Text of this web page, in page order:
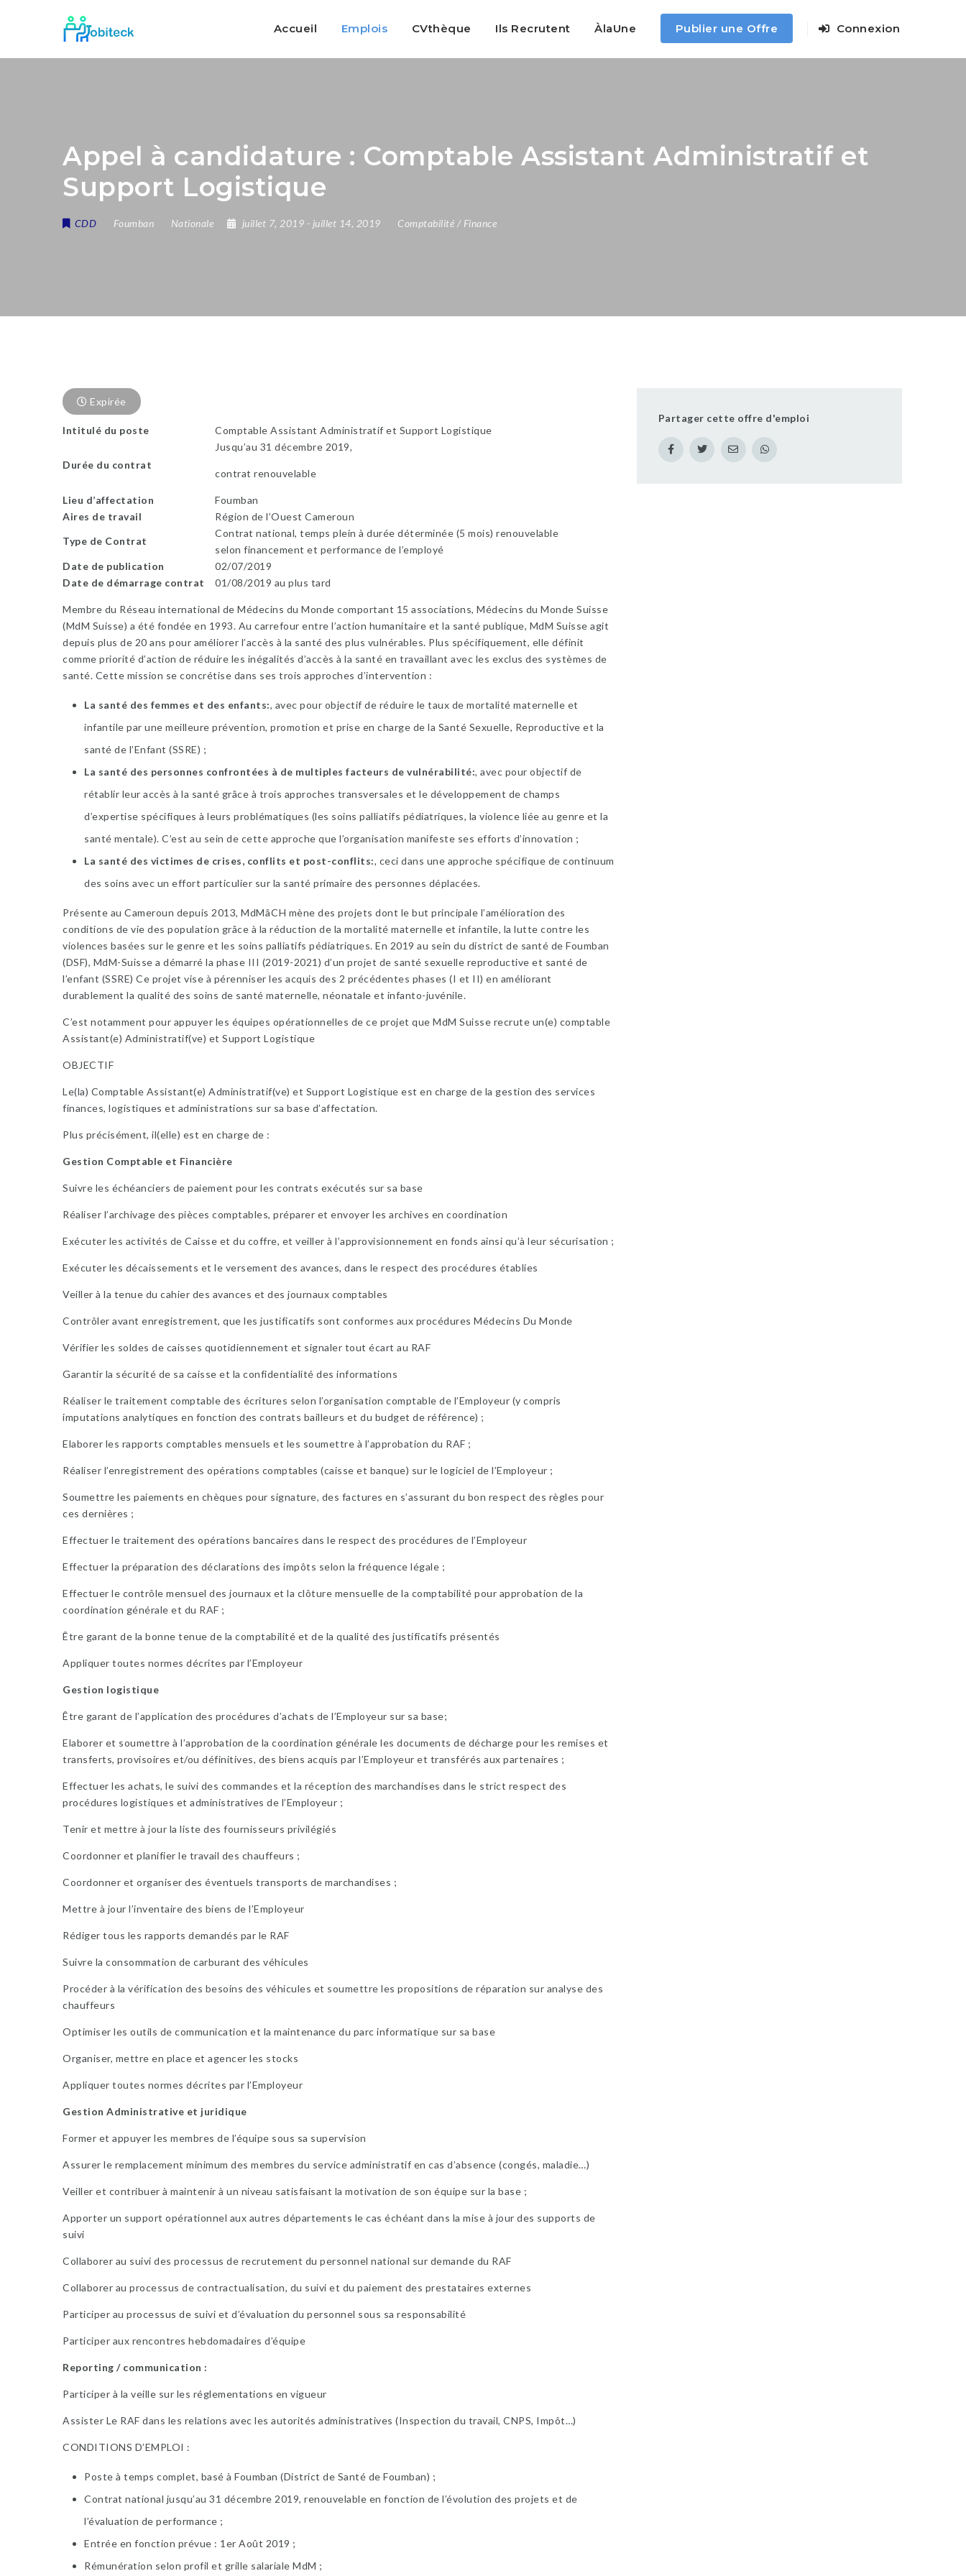
Accueil Emplois CVthèque Ils Recrutent ÀlaUne Publier une Offre Connexion
Appel à candidature : Comptable Assistant Administratif et
Support Logistique
CDD Foumban Nationale juillet 7, 2019 - juillet 14, 2019 Comptabilité / Finance
Expirée
Intitulé du poste Comptable Assistant Administratif et Support Logistique
Durée du contrat
Jusqu’au 31 décembre 2019,
contrat renouvelable
Lieu d’affectation
Foumban
Aires de travail
Région de l’Ouest Cameroun
Type de Contrat
Contrat national, temps plein à durée déterminée (5 mois) renouvelable
selon financement et performance de l’employé
Date de publication
02/07/2019
Date de démarrage contrat
01/08/2019 au plus tard
Membre du Réseau international de Médecins du Monde comportant 15 associations, Médecins du Monde Suisse
(MdM Suisse) a été fondée en 1993. Au carrefour entre l’action humanitaire et la santé publique, MdM Suisse agit
depuis plus de 20 ans pour améliorer l’accès à la santé des plus vulnérables. Plus spécifiquement, elle définit
comme priorité d’action de réduire les inégalités d’accès à la santé en travaillant avec les exclus des systèmes de
santé. Cette mission se concrétise dans ses trois approches d’intervention :
La santé des femmes et des enfants , avec pour objectif de réduire le taux de mortalité maternelle et
infantile par une meilleure prévention, promotion et prise en charge de la Santé Sexuelle, Reproductive et la
santé de l’Enfant (SSRE) ;
La santé des personnes confrontées à de multiples facteurs de vulnérabilité , avec pour objectif de
rétablir leur accès à la santé grâce à trois approches transversales et le développement de champs
d’expertise spécifiques à leurs problématiques (les soins palliatifs pédiatriques, la violence liée au genre et la
santé mentale). C’est au sein de cette approche que l’organisation manifeste ses efforts d’innovation ;
La santé des victimes de crises, conflits et post-conflits , ceci dans une approche spécifique de continuum
des soins avec un effort particulier sur la santé primaire des personnes déplacées.
Présente au Cameroun depuis 2013, MdMâCH mène des projets dont le but principale l’amélioration des
conditions de vie des population grâce à la réduction de la mortalité maternelle et infantile, la lutte contre les
violences basées sur le genre et les soins palliatifs pédiatriques. En 2019 au sein du district de santé de Foumban
(DSF), MdM-Suisse a démarré la phase III (2019-2021) d’un projet de santé sexuelle reproductive et santé de
l’enfant (SSRE) Ce projet vise à pérenniser les acquis des 2 précédentes phases (I et II) en améliorant
durablement la qualité des soins de santé maternelle, néonatale et infanto-juvénile.
C’est notamment pour appuyer les équipes opérationnelles de ce projet que MdM Suisse recrute un(e) comptable
Assistant(e) Administratif(ve) et Support Logistique
OBJECTIF
Le(la) Comptable Assistant(e) Administratif(ve) et Support Logistique est en charge de la gestion des services
finances, logistiques et administrations sur sa base d’affectation.
Plus précisément, il(elle) est en charge de :
Gestion Comptable et Financière
Suivre les échéanciers de paiement pour les contrats exécutés sur sa base
Réaliser l’archivage des pièces comptables, préparer et envoyer les archives en coordination
Exécuter les activités de Caisse et du coffre, et veiller à l’approvisionnement en fonds ainsi qu’à leur sécurisation ;
Exécuter les décaissements et le versement des avances, dans le respect des procédures établies
Veiller à la tenue du cahier des avances et des journaux comptables
Contrôler avant enregistrement, que les justificatifs sont conformes aux procédures Médecins Du Monde
Vérifier les soldes de caisses quotidiennement et signaler tout écart au RAF
Garantir la sécurité de sa caisse et la confidentialité des informations
Réaliser le traitement comptable des écritures selon l’organisation comptable de l’Employeur (y compris
imputations analytiques en fonction des contrats bailleurs et du budget de référence) ;
Elaborer les rapports comptables mensuels et les soumettre à l’approbation du RAF ;
Réaliser l’enregistrement des opérations comptables (caisse et banque) sur le logiciel de l’Employeur ;
Soumettre les paiements en chèques pour signature, des factures en s’assurant du bon respect des règles pour
ces dernières ;
Effectuer le traitement des opérations bancaires dans le respect des procédures de l’Employeur
Effectuer la préparation des déclarations des impôts selon la fréquence légale ;
Effectuer le contrôle mensuel des journaux et la clôture mensuelle de la comptabilité pour approbation de la
coordination générale et du RAF ;
Être garant de la bonne tenue de la comptabilité et de la qualité des justificatifs présentés
Appliquer toutes normes décrites par l’Employeur
Gestion logistique
Être garant de l’application des procédures d’achats de l’Employeur sur sa base;
Elaborer et soumettre à l’approbation de la coordination générale les documents de décharge pour les remises et
transferts, provisoires et/ou définitives, des biens acquis par l’Employeur et transférés aux partenaires ;
Effectuer les achats, le suivi des commandes et la réception des marchandises dans le strict respect des
procédures logistiques et administratives de l’Employeur ;
Tenir et mettre à jour la liste des fournisseurs privilégiés
Coordonner et planifier le travail des chauffeurs ;
Coordonner et organiser des éventuels transports de marchandises ;
Mettre à jour l’inventaire des biens de l’Employeur
Rédiger tous les rapports demandés par le RAF
Suivre la consommation de carburant des véhicules
Procéder à la vérification des besoins des véhicules et soumettre les propositions de réparation sur analyse des
chauffeurs
Optimiser les outils de communication et la maintenance du parc informatique sur sa base
Organiser, mettre en place et agencer les stocks
Appliquer toutes normes décrites par l’Employeur
Gestion Administrative et juridique
Former et appuyer les membres de l’équipe sous sa supervision
Assurer le remplacement minimum des membres du service administratif en cas d’absence (congés, maladie…)
Veiller et contribuer à maintenir à un niveau satisfaisant la motivation de son équipe sur la base ;
Apporter un support opérationnel aux autres départements le cas échéant dans la mise à jour des supports de
suivi
Collaborer au suivi des processus de recrutement du personnel national sur demande du RAF
Collaborer au processus de contractualisation, du suivi et du paiement des prestataires externes
Participer au processus de suivi et d’évaluation du personnel sous sa responsabilité
Participer aux rencontres hebdomadaires d’équipe
Reporting / communication :
Participer à la veille sur les réglementations en vigueur
Assister Le RAF dans les relations avec les autorités administratives (Inspection du travail, CNPS, Impôt…)
CONDITIONS D’EMPLOI :
Poste à temps complet, basé à Foumban (District de Santé de Foumban) ;
Contrat national jusqu’au 31 décembre 2019, renouvelable en fonction de l’évolution des projets et de
l’évaluation de performance ;
Entrée en fonction prévue : 1er Août 2019 ;
Rémunération selon profil et grille salariale MdM ;
Partager cette offre d'emploi